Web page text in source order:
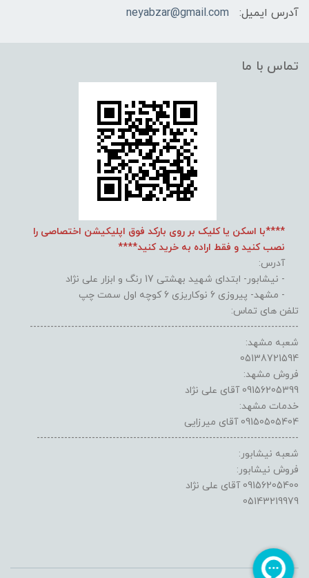
آدرس ایمیل:
neyabzar@gmail.com
تماس با ما
****با اسکن یا کلیک بر روی بارکد فوق اپلیکیشن اختصاصی را
نصب کنید و فقط اراده به خرید کنید****
آدرس:
- نیشابور- ابتدای شهید بهشتی 17 رنگ و ابزار علی نژاد
- مشهد- پیروزی 6 نوکاریزی 6 کوچه اول سمت چپ
تلفن های تماس:
------------------------------------------------------------------------------
شعبه مشهد:
05138721594
فروش مشهد:
09156205399 آقای علی نژاد
خدمات مشهد:
09150505404 آقای میرزایی
----------------------------------------------------------------------------
شعبه نیشابور:
فروش نیشابور:
09156205400 آقای علی نژاد
05143219979